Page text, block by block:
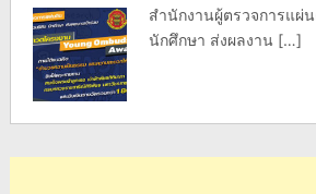
สำนักงานผู้ตรวจการแผ่
นักศึกษา ส่งผลงาน […]